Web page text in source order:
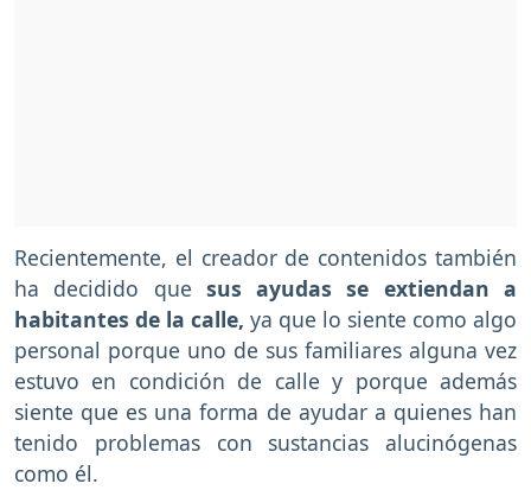
Recientemente, el creador de contenidos también
ha decidido que sus ayudas se extiendan a
habitantes de la calle, ya que lo siente como algo
personal porque uno de sus familiares alguna vez
estuvo en condición de calle y porque además
siente que es una forma de ayudar a quienes han
tenido problemas con sustancias alucinógenas
como él.